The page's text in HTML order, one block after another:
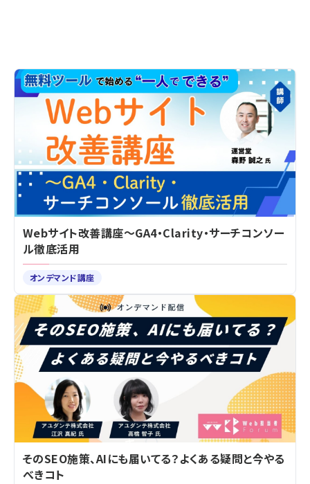
Webサイト改善講座～GA4・Clarity・サーチコンソー
ル徹底活用
オンデマンド講座
そのSEO施策、AIにも届いてる？よくある疑問と今やる
べきコト